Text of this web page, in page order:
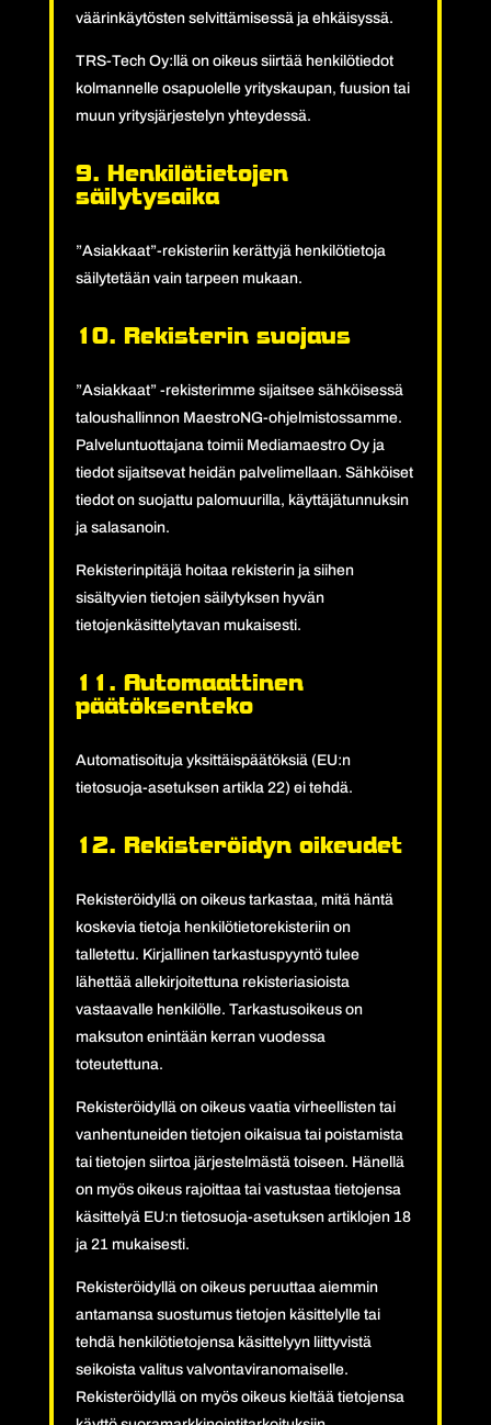
väärinkäytösten selvittämisessä ja ehkäisyssä.
TRS-Tech Oy:llä on oikeus siirtää henkilötiedot
kolmannelle osapuolelle yrityskaupan, fuusion tai
muun yritysjärjestelyn yhteydessä.
9. Henkilötietojen
säilytysaika
”Asiakkaat”-rekisteriin kerättyjä henkilötietoja
säilytetään vain tarpeen mukaan.
10. Rekisterin suojaus
”Asiakkaat” -rekisterimme sijaitsee sähköisessä
taloushallinnon MaestroNG-ohjelmistossamme.
Palveluntuottajana toimii Mediamaestro Oy ja
tiedot sijaitsevat heidän palvelimellaan. Sähköiset
tiedot on suojattu palomuurilla, käyttäjätunnuksin
ja salasanoin.
Rekisterinpitäjä hoitaa rekisterin ja siihen
sisältyvien tietojen säilytyksen hyvän
tietojenkäsittelytavan mukaisesti.
11. Automaattinen
päätöksenteko
Automatisoituja yksittäispäätöksiä (EU:n
tietosuoja-asetuksen artikla 22) ei tehdä.
12. Rekisteröidyn oikeudet
Rekisteröidyllä on oikeus tarkastaa, mitä häntä
koskevia tietoja henkilötietorekisteriin on
talletettu. Kirjallinen tarkastuspyyntö tulee
lähettää allekirjoitettuna rekisteriasioista
vastaavalle henkilölle. Tarkastusoikeus on
maksuton enintään kerran vuodessa
toteutettuna.
Rekisteröidyllä on oikeus vaatia virheellisten tai
vanhentuneiden tietojen oikaisua tai poistamista
tai tietojen siirtoa järjestelmästä toiseen. Hänellä
on myös oikeus rajoittaa tai vastustaa tietojensa
käsittelyä EU:n tietosuoja-asetuksen artiklojen 18
ja 21 mukaisesti.
Rekisteröidyllä on oikeus peruuttaa aiemmin
antamansa suostumus tietojen käsittelylle tai
tehdä henkilötietojensa käsittelyyn liittyvistä
seikoista valitus valvontaviranomaiselle.
Rekisteröidyllä on myös oikeus kieltää tietojensa